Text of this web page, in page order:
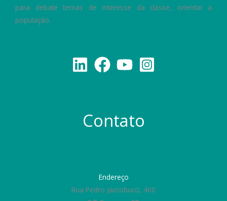
para debate temas de interesse da classe, orientar a
população.
Contato
Endereço
Rua Pedro Jaccobucci, 400